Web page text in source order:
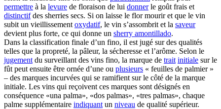
permettre à la levure de floraison de lui donnerle goût frais et
distinctifdes sherries secs. Si on laisse le flor mourir et que le vin
subit un vieillissement oxydatif, le vin s’assombrit et la saveur
devient plus forte, ce qui donne un sherry amontillado.
Dans la classification finale d’un fino, il est jugé sur des qualités
telles que la propreté, la pâleur, la sécheresse et l’arôme. Selon le
jugement du surveillant des vins fino, la marque de trait initiale sur le
fût peut ensuite être ornée d’une ou plusieurs « feuilles de palmier »
– des marques incurvées qui se ramifient sur le côté de la marque
initiale. Les vins qui reçoivent ces marques sont désignés en
conséquence «una palma», «dos palmas», «tres palmas», chaque
palme supplémentaire indiquant un niveau de qualité supérieur.